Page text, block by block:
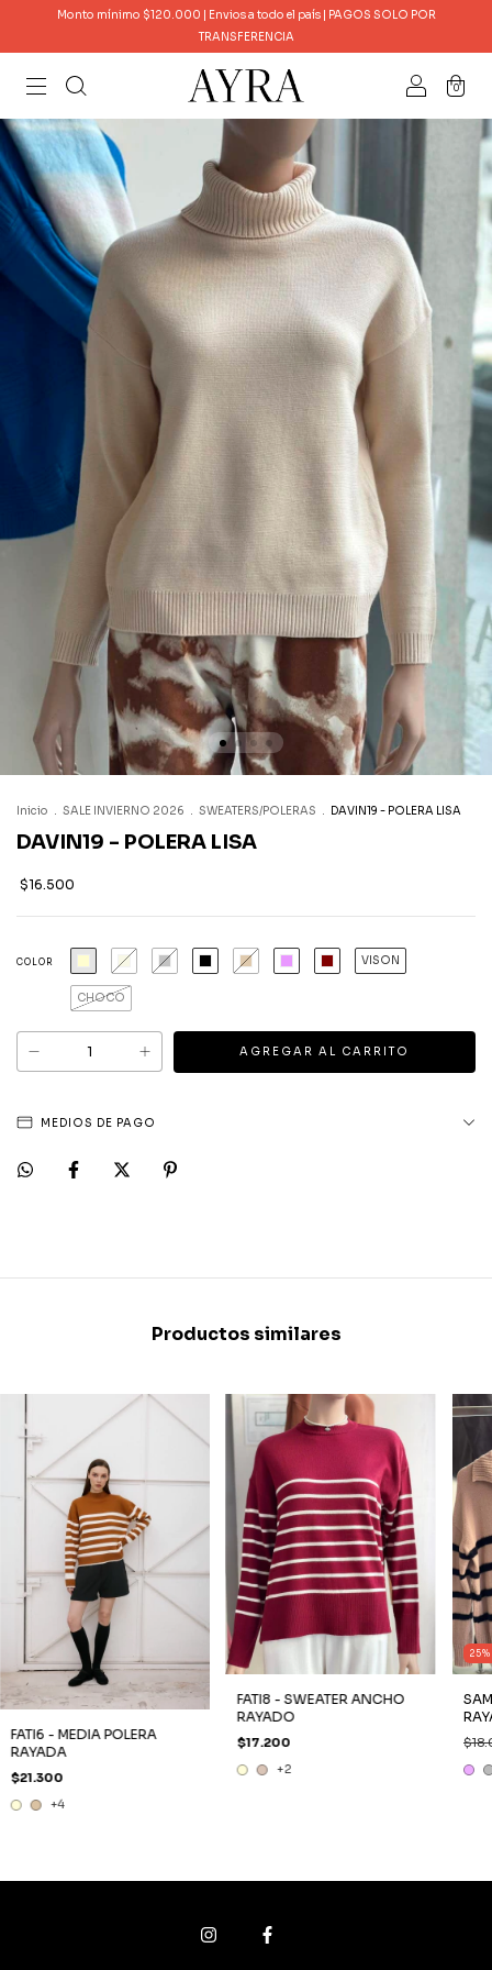
Monto mínimo $120.000 | Envios a todo el país | PAGOS SOLO POR
TRANSFERENCIA
0
Inicio . SALE INVIERNO 2026 . SWEATERS/POLERAS . DAVIN19 - POLERA LISA
DAVIN19 - POLERA LISA
$16.500
COLOR VISON
CHOCO
MEDIOS DE PAGO
Productos similares
FATI6 - MEDIA POLERA
RAYADA
$21.300
+4
FATI8 - SWEATER ANCHO
RAYADO
$17.200
+2
25